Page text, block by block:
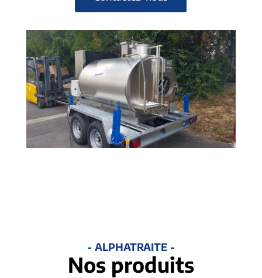
- ALPHATRAITE -
Nos produits